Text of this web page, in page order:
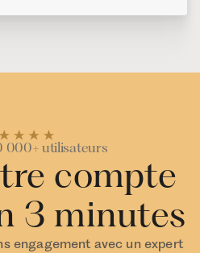
000+ utilisateurs
compte
3 minutes
engagement avec un expert